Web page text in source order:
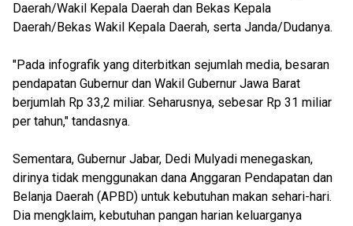
Daerah/Wakil Kepala Daerah dan Bekas Kepala
Daerah/Bekas Wakil Kepala Daerah, serta Janda/Dudanya.
"Pada infografik yang diterbitkan sejumlah media, besaran
pendapatan Gubernur dan Wakil Gubernur Jawa Barat
berjumlah Rp 33,2 miliar. Seharusnya, sebesar Rp 31 miliar
per tahun," tandasnya.
Sementara, Gubernur Jabar, Dedi Mulyadi menegaskan,
dirinya tidak menggunakan dana Anggaran Pendapatan dan
Belanja Daerah (APBD) untuk kebutuhan makan sehari-hari.
Dia mengklaim, kebutuhan pangan harian keluarganya